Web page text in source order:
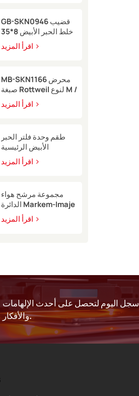
GB-SKN0946 قضيب
خلط الحبر الأبيض 8*35
لطابعة Rottweil النافثة
للحبر
MB-SKN1166 محرض
صبغة Rottweil لنوع M /
طقم وحدة فلتر الحبر
الأبيض الرئيسية
EB49406 مع مستشعر
ضغط لطابعة Image
مجموعة مرشح هواء
الدائرة Markem-Imaje
EB40209 للطابعة
النافثة للحبر 9232 9410
سجل اليوم لتحصل على أحدث الإلهامات
والأفكار.